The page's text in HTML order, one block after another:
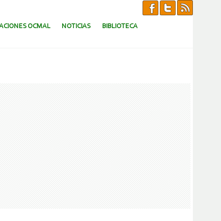
OCMAL NOTICIAS BIBLIOTECA